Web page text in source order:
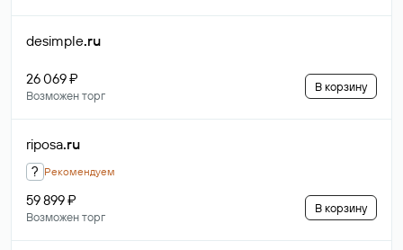
desimple.ru
26 069 ₽
Возможен торг
В корзину
riposa.ru
? Рекомендуем
59 899 ₽
Возможен торг
В корзину